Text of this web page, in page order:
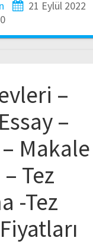
21 Eylül 2022
0
–
–
Makale
Tez
-Tez